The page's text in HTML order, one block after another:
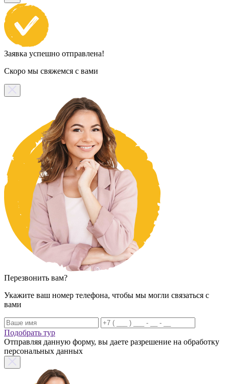
Заявка успешно отправлена!
Скоро мы свяжемся с вами
Перезвонить вам?
Укажите ваш номер телефона, чтобы мы могли связаться с
вами
Подобрать тур
Отправляя данную форму, вы даете разрешение на обработку
персональных данных